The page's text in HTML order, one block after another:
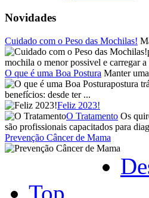
Novidades
Cuidado com o Peso das Mochilas!
mochila o menor possivel e carregar
O que é uma Boa Postura Manter
postura
benefícios: desde ter ...
Feliz 2023!
O Tratamento Os
são profissionais capacitados para
Prevenção Câncer de Mama
Top